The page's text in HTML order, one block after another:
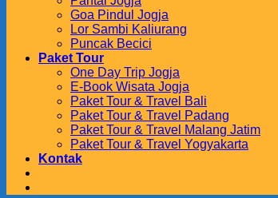
Goa Pindul Jogja
Lor Sambi Kaliurang
Puncak Becici
Paket Tour
One Day Trip Jogja
E-Book Wisata Jogja
Paket Tour & Travel Bali
Paket Tour & Travel Padang
Paket Tour & Travel Malang Jatim
Paket Tour & Travel Yogyakarta
Kontak